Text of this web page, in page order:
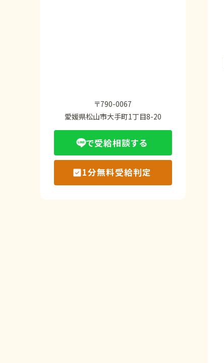
〒790-0067
愛媛県松山市大手町1丁目8-20
で受給相談する
1分無料受給判定